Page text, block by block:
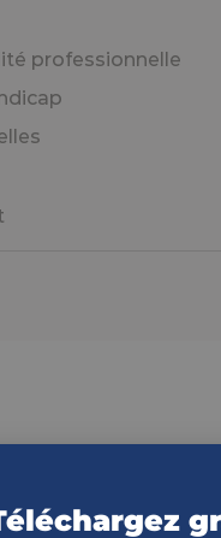
professionnelle